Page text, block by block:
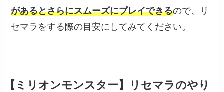
があるとさらにスムーズにプレイできるので、リ
セマラをする際の目安にしてみてください。
【ミリオンモンスター】リセマラのやり